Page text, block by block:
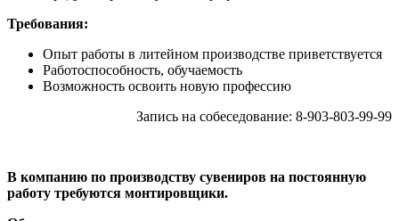
Требования:
Опыт работы в литейном производстве приветствуется
Работоспособность, обучаемость
Возможность освоить новую профессию
Запись на собеседование: 8-903-803-99-99
В компанию по производству сувениров на постоянную
работу требуются монтировщики.